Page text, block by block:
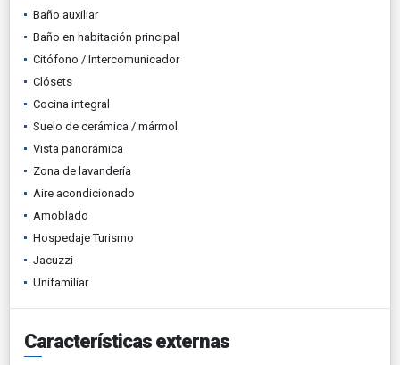
Baño auxiliar
Baño en habitación principal
Citófono / Intercomunicador
Clósets
Cocina integral
Suelo de cerámica / mármol
Vista panorámica
Zona de lavandería
Aire acondicionado
Amoblado
Hospedaje Turismo
Jacuzzi
Unifamiliar
Características externas